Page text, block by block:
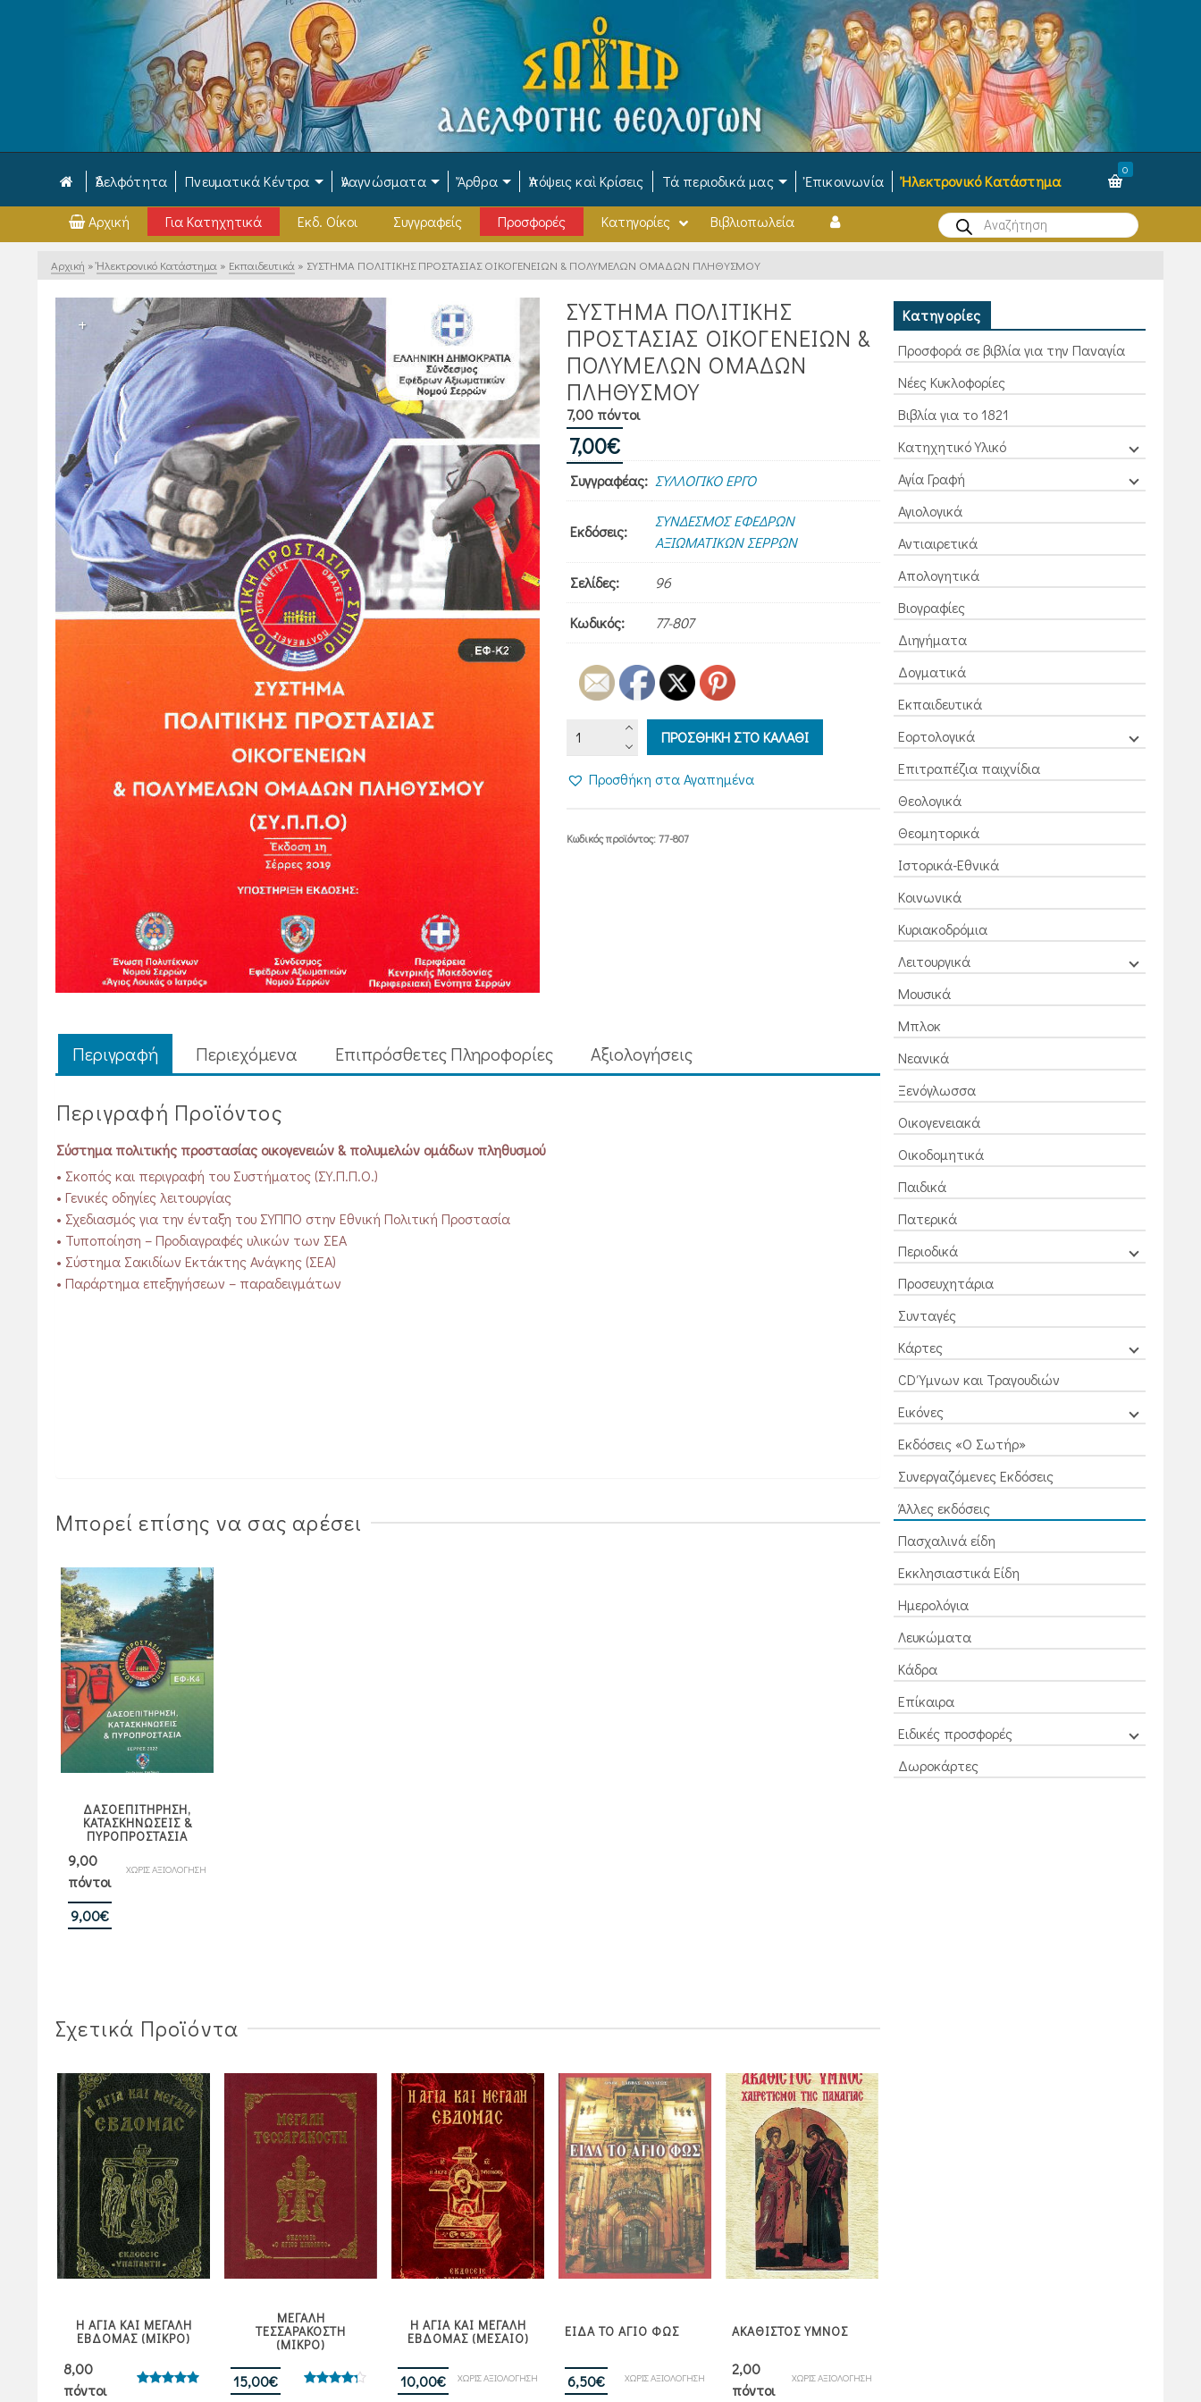
Ἀδελφότητα Πνευματικά Κέντρα Ἀναγνώσματα Ἄρθρα Ἀπόψεις καὶ Κρίσεις Τά περιοδικά μας Ἐπικοινωνία Ἠλεκτρονικό Κατάστημα
0
Products
search
Αρχική Για Κατηχητικά Εκδ. Οίκοι Συγγραφείς Προσφορές Κατηγορίες Βιβλιοπωλεία
Αρχική » Ἠλεκτρονικό Κατάστημα » Εκπαιδευτικά » ΣΥΣΤΗΜΑ ΠΟΛΙΤΙΚΗΣ ΠΡΟΣΤΑΣΙΑΣ ΟΙΚΟΓΕΝΕΙΩΝ & ΠΟΛΥΜΕΛΩΝ ΟΜΑΔΩΝ ΠΛΗΘΥΣΜΟΥ
ΣΥΣΤΗΜΑ ΠΟΛΙΤΙΚΗΣ
ΠΡΟΣΤΑΣΙΑΣ ΟΙΚΟΓΕΝΕΙΩΝ &
ΠΟΛΥΜΕΛΩΝ ΟΜΑΔΩΝ
ΠΛΗΘΥΣΜΟΥ
7,00 πόντοι
7,00€
Συγγραφέας: ΣΥΛΛΟΓΙΚΟ ΕΡΓΟ
Εκδόσεις:
ΣΥΝΔΕΣΜΟΣ ΕΦΕΔΡΩΝ
ΑΞΙΩΜΑΤΙΚΩΝ ΣΕΡΡΩΝ
Σελίδες: 96
Κωδικός: 77-807
ΣΥΣΤΗΜΑ
ΠΡΟΣΤΑΣΙΑΣ
ΟΙΚΟΓΕΝΕΙΩΝ
ΠΟΛΥΜΕΛΩΝ
ΠΡΟΣΘΗΚΗ ΣΤΟ ΚΑΛΑΘΙ
Προσθήκη στα Αγαπημένα
Κωδικός προϊόντος:77-807
Περιγραφή Περιεχόμενα Επιπρόσθετες Πληροφορίες Aξιολογήσεις
Περιγραφή Προϊόντος
Σύστημα πολιτικής προστασίας οικογενειών & πολυμελών ομάδων πληθυσμού
• Σκοπός και περιγραφή του Συστήματος (ΣΥ.Π.Π.Ο.)
• Γενικές οδηγίες λειτουργίας
• Σχεδιασμός για την ένταξη του ΣΥΠΠΟ στην Εθνική Πολιτική Προστασία
• Τυποποίηση – Προδιαγραφές υλικών των ΣΕΑ
• Σύστημα Σακιδίων Εκτάκτης Ανάγκης (ΣΕΑ)
• Παράρτημα επεξηγήσεων – παραδειγμάτων
Μπορεί επίσης να σας αρέσει
ΔΑΣΟΕΠΙΤΗΡΗΣΗ,
ΚΑΤΑΣΚΗΝΩΣΕΙΣ &
ΠΥΡΟΠΡΟΣΤΑΣΙΑ
ΧΩΡΙΣ ΑΞΙΟΛΟΓΗΣΗ
9,00
πόντοι
9,00€
Σχετικά Προϊόντα
Η ΑΓΙΑ ΚΑΙ ΜΕΓΑΛΗ
ΕΒΔΟΜΑΣ (ΜΙΚΡΟ)
Βαθμολογήθηκε
8,00
πόντοι
ΜΕΓΑΛΗ
ΤΕΣΣΑΡΑΚΟΣΤΗ
(ΜΙΚΡΟ)
Βαθμολογήθηκε
15,00€
Η ΑΓΙΑ ΚΑΙ ΜΕΓΑΛΗ
ΕΒΔΟΜΑΣ (ΜΕΣΑΙΟ)
ΧΩΡΙΣ ΑΞΙΟΛΟΓΗΣΗ
10,00€
ΕΙΔΑ ΤΟ ΑΓΙΟ ΦΩΣ
ΧΩΡΙΣ ΑΞΙΟΛΟΓΗΣΗ
6,50€
ΑΚΑΘΙΣΤΟΣ ΥΜΝΟΣ
ΧΩΡΙΣ ΑΞΙΟΛΟΓΗΣΗ
2,00
πόντοι
Κατηγορίες
Προσφορά σε βιβλία για την Παναγία
Νέες Κυκλοφορίες
Βιβλία για το 1821
Κατηχητικό Υλικό
Αγία Γραφή
Αγιολογικά
Αντιαιρετικά
Απολογητικά
Βιογραφίες
Διηγήματα
Δογματικά
Εκπαιδευτικά
Εορτολογικά
Επιτραπέζια παιχνίδια
Θεολογικά
Θεομητορικά
Ιστορικά-Εθνικά
Κοινωνικά
Κυριακοδρόμια
Λειτουργικά
Μουσικά
Μπλοκ
Νεανικά
Ξενόγλωσσα
Οικογενειακά
Οικοδομητικά
Παιδικά
Πατερικά
Περιοδικά
Προσευχητάρια
Συνταγές
Κάρτες
CD Ύμνων και Τραγουδιών
Εικόνες
Εκδόσεις «Ο Σωτήρ»
Συνεργαζόμενες Εκδόσεις
Άλλες εκδόσεις
Πασχαλινά είδη
Εκκλησιαστικά Είδη
Ημερολόγια
Λευκώματα
Κάδρα
Επίκαιρα
Ειδικές προσφορές
Δωροκάρτες